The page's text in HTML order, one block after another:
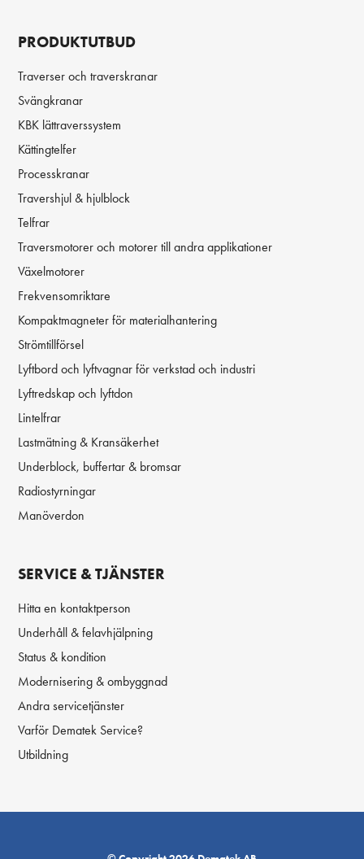
PRODUKTUTBUD
Traverser och traverskranar
Svängkranar
KBK lättraverssystem
Kättingtelfer
Processkranar
Travershjul & hjulblock
Telfrar
Traversmotorer och motorer till andra applikationer
Växelmotorer
Frekvensomriktare
Kompaktmagneter för materialhantering
Strömtillförsel
Lyftbord och lyftvagnar för verkstad och industri
Lyftredskap och lyftdon
Lintelfrar
Lastmätning & Kransäkerhet
Underblock, buffertar & bromsar
Radiostyrningar
Manöverdon
SERVICE & TJÄNSTER
Hitta en kontaktperson
Underhåll & felavhjälpning
Status & kondition
Modernisering & ombyggnad
Andra servicetjänster
Varför Dematek Service?
Utbildning